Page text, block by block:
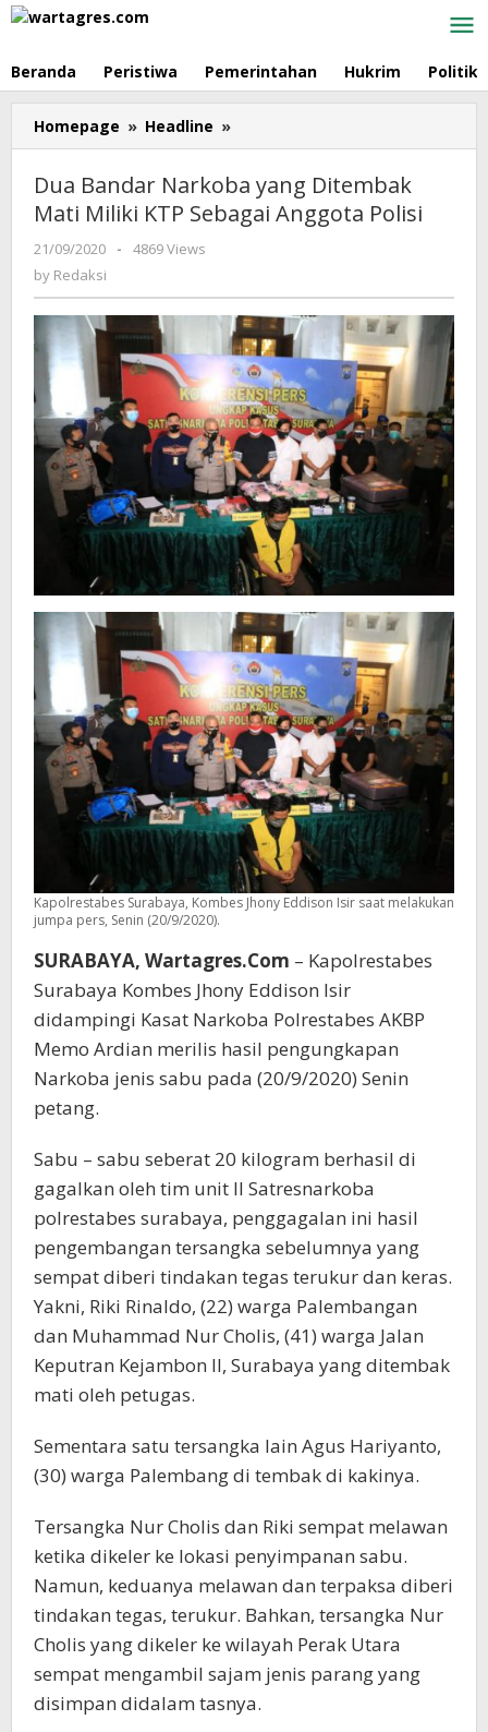
Skip
Beranda Peristiwa Pemerintahan Hukrim Politik
Homepage » Headline »
Bandar
yang
Ditembak
Anggota
Polisi
Dua Bandar Narkoba yang Ditembak
Mati Miliki KTP Sebagai Anggota Polisi
21/09/2020
by
-
4869 Views
by Redaksi
Kapolrestabes Surabaya, Kombes Jhony Eddison Isir saat melakukan
jumpa pers, Senin (20/9/2020).
SURABAYA, Wartagres.Com – Kapolrestabes
Surabaya Kombes Jhony Eddison Isir
didampingi Kasat Narkoba Polrestabes AKBP
Memo Ardian merilis hasil pengungkapan
Narkoba jenis sabu pada (20/9/2020) Senin
petang.
Sabu – sabu seberat 20 kilogram berhasil di
gagalkan oleh tim unit II Satresnarkoba
polrestabes surabaya, penggagalan ini hasil
pengembangan tersangka sebelumnya yang
sempat diberi tindakan tegas terukur dan keras.
Yakni, Riki Rinaldo, (22) warga Palembangan
dan Muhammad Nur Cholis, (41) warga Jalan
Keputran Kejambon II, Surabaya yang ditembak
mati oleh petugas.
Sementara satu tersangka lain Agus Hariyanto,
(30) warga Palembang di tembak di kakinya.
Tersangka Nur Cholis dan Riki sempat melawan
ketika dikeler ke lokasi penyimpanan sabu.
Namun, keduanya melawan dan terpaksa diberi
tindakan tegas, terukur. Bahkan, tersangka Nur
Cholis yang dikeler ke wilayah Perak Utara
sempat mengambil sajam jenis parang yang
disimpan didalam tasnya.